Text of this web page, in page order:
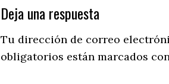
Reader
Interactions
Deja una respuesta
Tu dirección de correo
obligatorios están marcados con